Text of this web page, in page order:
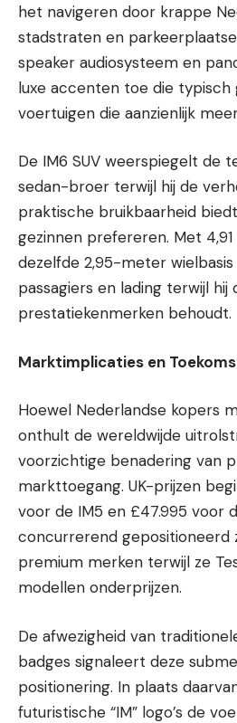
het navigeren door krappe
stadstraten en
speaker audiosysteem en
luxe accenten toe die typisch
voertuigen die aanzienlijk
De IM6 SUV weerspiegelt de
sedan-broer terwijl hij de
praktische bruikbaarheid
gezinnen prefereren. Met
dezelfde 2,95-meter
passagiers en lading terwijl hij
prestatiekenmerken behoudt.
Marktimplicaties en
Hoewel Nederlandse kopers
onthult de wereldwijde
voorzichtige benadering van
markttoegang. UK-prijzen
voor de IM5 en £47.995 voor
concurrerend gepositioneerd
premium merken terwijl ze
modellen onderprijzen.
De afwezigheid van
badges signaleert deze
positionering. In plaats
futuristische “IM” logo’s de